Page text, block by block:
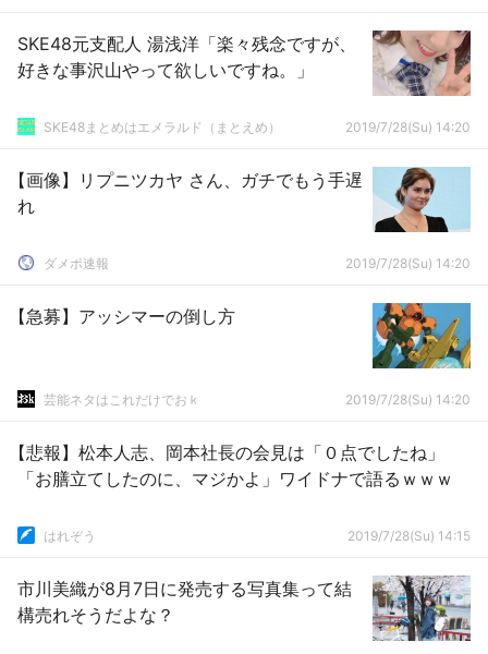
SKE48元支配人 湯浅洋「楽々残念ですが、
好きな事沢山やって欲しいですね。」
SKE48まとめはエメラルド（まとえめ） 2019/7/28(Su) 14:20
【画像】リプニツカヤ さん、ガチでもう手遅
れ
ダメポ速報 2019/7/28(Su) 14:20
【急募】アッシマーの倒し方
芸能ネタはこれだけでおｋ 2019/7/28(Su) 14:20
【悲報】松本人志、岡本社長の会見は「０点でしたね」
「お膳立てしたのに、マジかよ」ワイドナで語るｗｗｗ
はれぞう 2019/7/28(Su) 14:15
市川美織が8月7日に発売する写真集って結
構売れそうだよな？